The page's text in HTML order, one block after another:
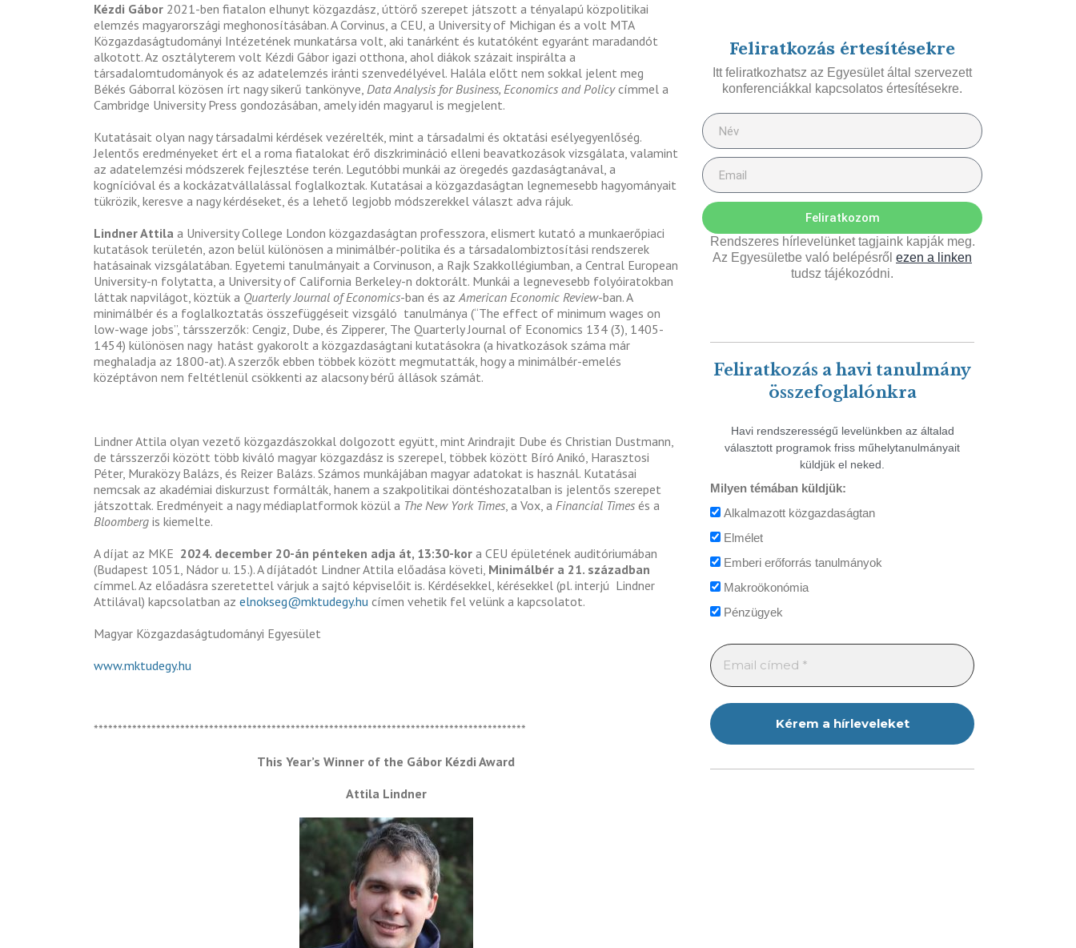
Kézdi Gábor 2021-ben fiatalon elhunyt közgazdász, úttörő szerepet játszott a tényalapú közpolitikai
elemzés magyarországi meghonosításában. A Corvinus, a CEU, a University of Michigan és a volt MTA
Közgazdaságtudományi Intézetének munkatársa volt, aki tanárként és kutatóként egyaránt maradandót
alkotott. Az osztályterem volt Kézdi Gábor igazi otthona, ahol diákok százait inspirálta a
társadalomtudományok és az adatelemzés iránti szenvedélyével. Halála előtt nem sokkal jelent meg
Békés Gáborral közösen írt nagy sikerű tankönyve, Data Analysis for Business, Economics and Policycímmel a
Cambridge University Press gondozásában, amely idén magyarul is megjelent.
Kutatásait olyan nagy társadalmi kérdések vezérelték, mint a társadalmi és oktatási esélyegyenlőség.
Jelentős eredményeket ért el a roma fiatalokat érő diszkrimináció elleni beavatkozások vizsgálata, valamint
az adatelemzési módszerek fejlesztése terén. Legutóbbi munkái az öregedés gazdaságtanával, a
kognícióval és a kockázatvállalással foglalkoztak. Kutatásai a közgazdaságtan legnemesebb hagyományait
tükrözik, keresve a nagy kérdéseket, és a lehető legjobb módszerekkel választ adva rájuk.
Lindner Attila a University College London közgazdaságtan professzora, elismert kutató a munkaerőpiaci
kutatások területén, azon belül különösen a minimálbér-politika és a társadalombiztosítási rendszerek
hatásainak vizsgálatában. Egyetemi tanulmányait a Corvinuson, a Rajk Szakkollégiumban, a Central European
University-n folytatta, a University of California Berkeley-n doktorált. Munkái a legnevesebb folyóiratokban
láttak napvilágot, köztük a Quarterly Journal of Economics-ban és azAmerican Economic Review-ban. A
minimálbér és a foglalkoztatás összefüggéseit vizsgáló tanulmánya (“The effect of minimum wages on
low-wage jobs”, társszerzők: Cengiz, Dube, és Zipperer, The Quarterly Journal of Economics 134 (3), 1405-
1454) különösen nagy hatást gyakorolt a közgazdaságtani kutatásokra (a hivatkozások száma már
meghaladja az 1800-at). A szerzők ebben többek között megmutatták, hogy a minimálbér-emelés
középtávon nem feltétlenül csökkenti az alacsony bérű állások számát.
Lindner Attila olyan vezető közgazdászokkal dolgozott együtt, mint Arindrajit Dube és Christian Dustmann,
de társszerzői között több kiváló magyar közgazdász is szerepel, többek között Bíró Anikó, Harasztosi
Péter, Muraközy Balázs, és Reizer Balázs. Számos munkájában magyar adatokat is használ. Kutatásai
nemcsak az akadémiai diskurzust formálták, hanem a szakpolitikai döntéshozatalban is jelentős szerepet
játszottak. Eredményeit a nagy médiaplatformok közül a The New York Times, a Vox, a Financial Times és a
Bloomberg is kiemelte.
A díjat az MKE 2024. december 20-án pénteken adja át, 13:30-kor a CEU épületének auditóriumában
(Budapest 1051, Nádor u. 15.). A díjátadót Lindner Attila előadása követi, Minimálbér a 21. században
címmel. Az előadásra szeretettel várjuk a sajtó képviselőit is. Kérdésekkel, kérésekkel (pl. interjú Lindner
Attilával) kapcsolatban az elnokseg@mktudegy.hu címen vehetik fel velünk a kapcsolatot.
Magyar Közgazdaságtudományi Egyesület
www.mktudegy.hu
******************************************************************************************
This Year’s Winner of the Gábor Kézdi Award
Attila Lindner
Feliratkozás értesítésekre
Itt feliratkozhatsz az Egyesület által szervezett
konferenciákkal kapcsolatos értesítésekre.
Feliratkozom
Rendszeres hírlevelünket tagjaink kapják meg.
Az Egyesületbe való belépésről ezen a linken
tudsz tájékozódni.
Feliratkozás a havi tanulmány
összefoglalónkra
Havi rendszerességű levelünkben az általad
választott programok friss műhelytanulmányait
küldjük el neked.
Milyen témában küldjük:
Alkalmazott közgazdaságtan
Elmélet
Emberi erőforrás tanulmányok
Makroökonómia
Pénzügyek